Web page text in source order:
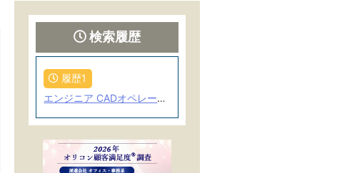
検索履歴
履歴1
エンジニア CADオペレーター OAインストラクター インテリア関連 WEBクリエイター その他クリエイティブ×関東エリア